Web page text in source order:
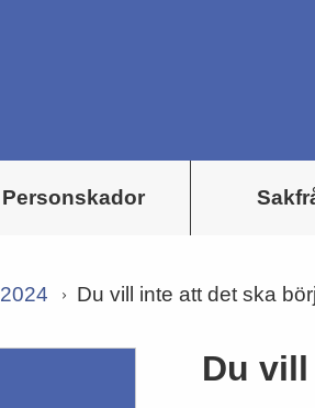
Personskador
2024 Du vill inte att det ska
Du